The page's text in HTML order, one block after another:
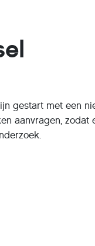
gestart met een
aanvragen, zodat